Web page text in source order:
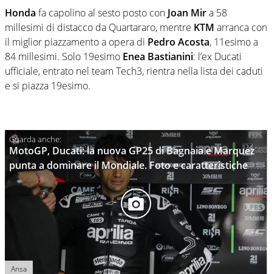
Honda fa capolino al sesto posto con Joan Mira 58
millesimi di distacco da Quartararo, mentre KTM arranca con
il miglior piazzamento a opera di Pedro Acosta, 11esimo a
84 millesimi. Solo 19esimo Enea Bastianini: l’ex Ducati
ufficiale, entrato nel team Tech3, rientra nella lista dei caduti
e si piazza 19esimo.
MotoGP, Ducati: la nuova GP25 di Bagnaia e Marquez
punta a dominare il Mondiale. Foto e caratteristiche
Ansa